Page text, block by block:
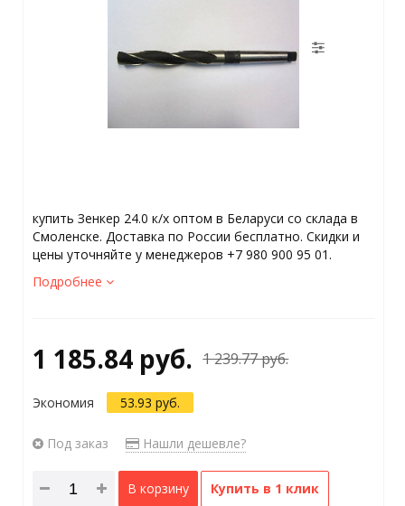
купить Зенкер 24.0 к/х оптом в Беларуси со склада в
Смоленске. Доставка по России бесплатно. Скидки и
цены уточняйте у менеджеров +7 980 900 95 01.
Подробнее
1 185.84 руб. 1 239.77 руб.
Экономия 53.93 руб.
Под заказ Нашли дешевле?
В корзину Купить в 1 клик